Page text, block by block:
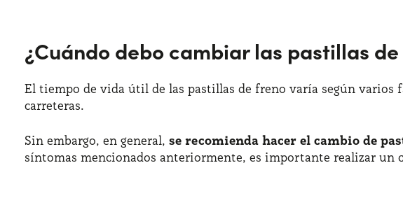
¿Cuándo debo cambiar las pastillas
El tiempo de vida útil de las pastillas de freno varía según varios
carreteras.
Sin embargo, en general, se recomienda hacer el cambio de
síntomas mencionados anteriormente, es importante realizar